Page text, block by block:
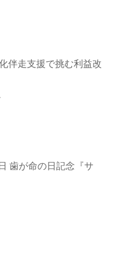
伴走支援で挑む利益改
歯が命の日記念『サ